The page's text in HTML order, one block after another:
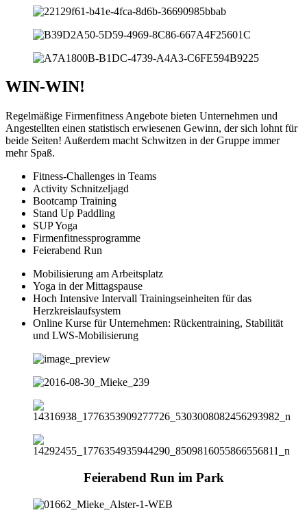
WIN-WIN!
Regelmäßige Firmenfitness Angebote bieten Unternehmen und
Angestellten einen statistisch erwiesenen Gewinn, der sich lohnt für
beide Seiten! Außerdem macht Schwitzen in der Gruppe immer
mehr Spaß.
Fitness-Challenges in Teams
Activity Schnitzeljagd
Bootcamp Training
Stand Up Paddling
SUP Yoga
Firmenfitnessprogramme
Feierabend Run
Mobilisierung am Arbeitsplatz
Yoga in der Mittagspause
Hoch Intensive Intervall Trainingseinheiten für das
Herzkreislaufsystem
Online Kurse für Unternehmen: Rückentraining, Stabilität
und LWS-Mobilisierung
Feierabend Run im Park